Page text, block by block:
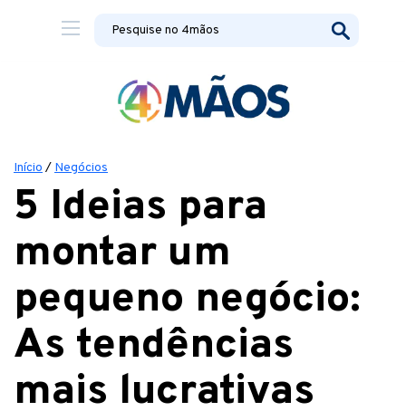
Início / Negócios
5 Ideias para
montar um
pequeno negócio:
As tendências
mais lucrativas